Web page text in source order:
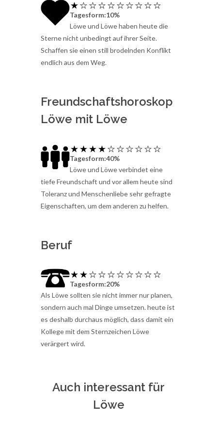
Tagesform:10%
Löwe und Löwe haben heute die
Sterne nicht unbedingt auf ihrer Seite.
Schaffen sie einen still brodelnden Konflikt
endlich aus dem Weg.
Freundschaftshoroskop
Löwe mit Löwe
Tagesform:40%
Löwe und Löwe verbindet eine
tiefe Freundschaft und vor allem heute sind
Toleranz und Menschenliebe sehr gefragte
Eigenschaften, um dem anderen zu helfen.
Beruf
Tagesform:20%
Als Löwe sollten sie nicht immer nur planen,
sondern auch mal Dinge umsetzen. heute ist
es deshalb durchaus möglich, dass damit ein
Kollege mit dem Sternzeichen Löwe
verärgert wird.
Auch interessant für
Löwe